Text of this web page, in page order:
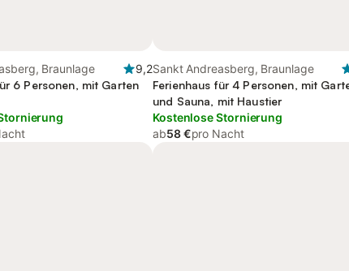
Braunlage
9,2
6 Personen, mit Garten
Sankt Andreasberg, Braunlage
Ferienhaus für 4 Personen, mit
und Sauna, mit Haustier
Kostenlose Stornierung
ab58 €pro Nacht